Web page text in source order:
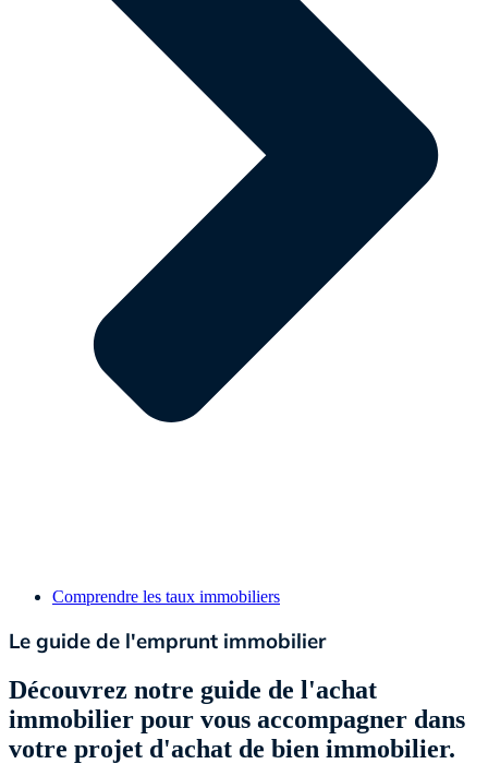
Comprendre les taux immobiliers
Le guide de l'emprunt immobilier
Découvrez notre guide de l'achat
immobilier pour vous accompagner dans
votre projet d'achat de bien immobilier.